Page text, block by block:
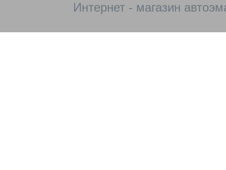
Интернет - магазин